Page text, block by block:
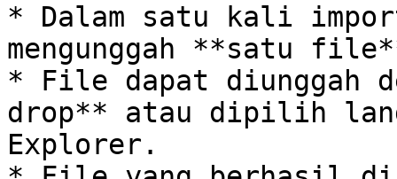
* Dalam satu kali
mengunggah **satu
* File dapat diunggah
drop** atau dipilih
Explorer.